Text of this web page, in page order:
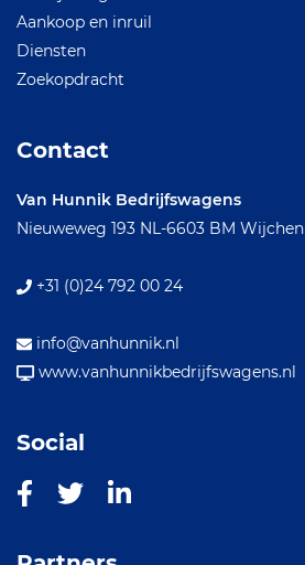
Aankoop en inruil
Diensten
Zoekopdracht
Contact
Van Hunnik Bedrijfswagens
Nieuweweg 193 NL-6603 BM Wijchen
+31 (0)24 792 00 24
info@vanhunnik.nl
www.vanhunnikbedrijfswagens.nl
Social